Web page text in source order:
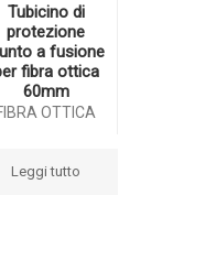
Tubicino di
protezione
a fusione
fibra ottica
60mm
OTTICA
Leggi tutto